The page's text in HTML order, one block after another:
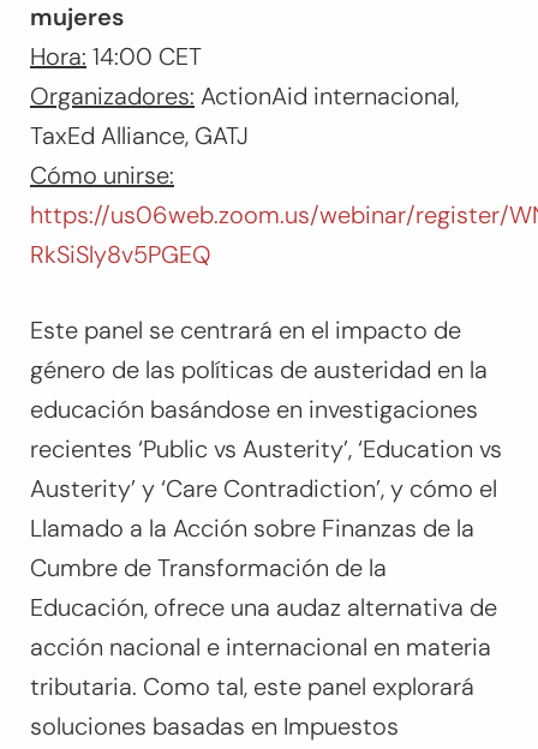
mujeres
Hora: 14:00 CET
Organizadores: ActionAid internacional,
TaxEd Alliance, GATJ
Cómo unirse:
https://us06web.zoom.us/webinar/register/
RkSiSly8v5PGEQ
Este panel se centrará en el impacto de
género de las políticas de austeridad en la
educación basándose en investigaciones
recientes ‘Public vs Austerity’, ‘Education vs
Austerity’ y ‘Care Contradiction’, y cómo el
Llamado a la Acción sobre Finanzas de la
Cumbre de Transformación de la
Educación, ofrece una audaz alternativa de
acción nacional e internacional en materia
tributaria. Como tal, este panel explorará
soluciones basadas en Impuestos